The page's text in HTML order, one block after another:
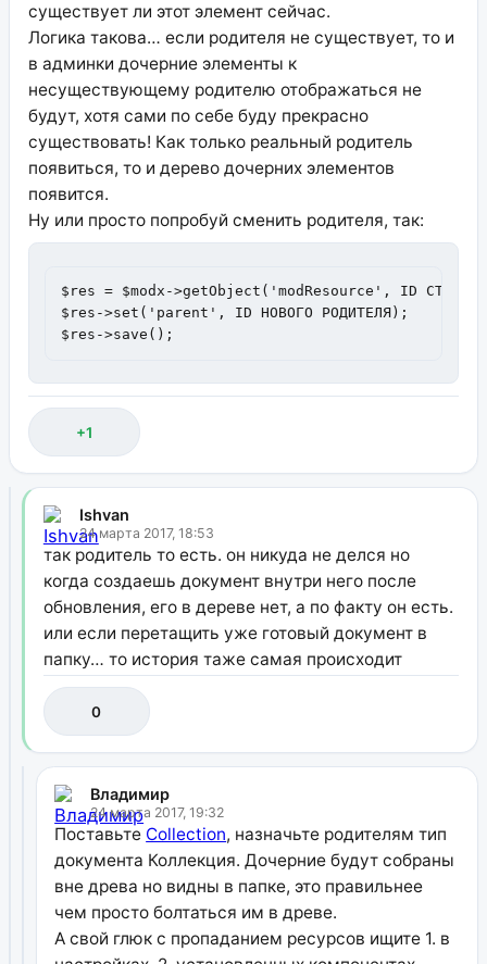
существует ли этот элемент сейчас.
Логика такова… если родителя не существует, то и
в админки дочерние элементы к
несуществующему родителю отображаться не
будут, хотя сами по себе буду прекрасно
существовать! Как только реальный родитель
появиться, то и дерево дочерних элементов
появится.
Ну или просто попробуй сменить родителя, так:
$res = $modx->getObject('modResource', ID
$res->set('parent', ID НОВОГО РОДИТЕЛЯ);
$res->save();
+1
Ishvan
24 марта 2017, 18:53
так родитель то есть. он никуда не делся но
когда создаешь документ внутри него после
обновления, его в дереве нет, а по факту он есть.
или если перетащить уже готовый документ в
папку… то история таже самая происходит
0
Владимир
24 марта 2017, 19:32
Поставьте Collection, назначьте родителям тип
документа Коллекция. Дочерние будут собраны
вне древа но видны в папке, это правильнее
чем просто болтаться им в древе.
А свой глюк с пропаданием ресурсов ищите 1. в